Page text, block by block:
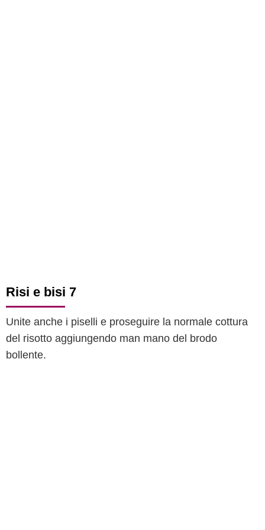
Risi e bisi 7
Unite anche i piselli e proseguire la normale cottura
del risotto aggiungendo man mano del brodo
bollente.